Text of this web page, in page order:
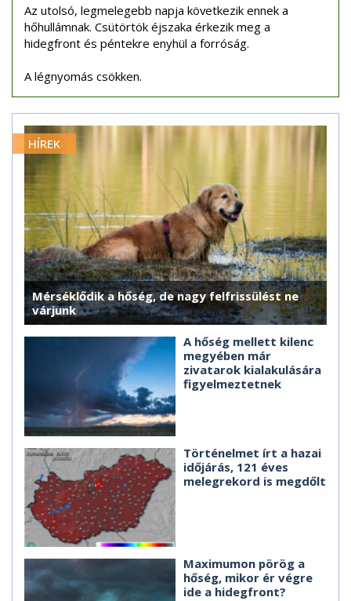
Az utolsó, legmelegebb napja következik ennek a
hőhullámnak. Csütörtök éjszaka érkezik meg a
hidegfront és péntekre enyhül a forróság.
A légnyomás csökken.
HÍREK
Mérséklődik a hőség, de nagy felfrissülést ne
várjunk
A hőség mellett kilenc
megyében már
zivatarok kialakulására
figyelmeztetnek
Történelmet írt a hazai
időjárás, 121 éves
melegrekord is megdőlt
Maximumon pörög a
hőség, mikor ér végre
ide a hidegfront?